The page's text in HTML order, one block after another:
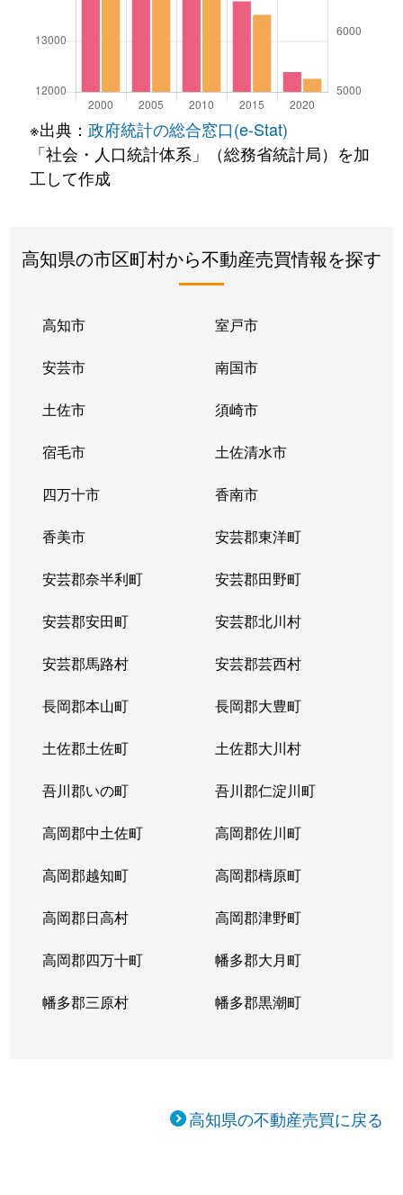
※出典： 政府統計の総合窓口(e-Stat)
「社会・人口統計体系」（総務省統計局）を加
工して作成
高知県の市区町村から不動産売買情報を探す
高知市 室戸市
安芸市 南国市
土佐市 須崎市
宿毛市 土佐清水市
四万十市 香南市
香美市 安芸郡東洋町
安芸郡奈半利町 安芸郡田野町
安芸郡安田町 安芸郡北川村
安芸郡馬路村 安芸郡芸西村
長岡郡本山町 長岡郡大豊町
土佐郡土佐町 土佐郡大川村
吾川郡いの町 吾川郡仁淀川町
高岡郡中土佐町 高岡郡佐川町
高岡郡越知町 高岡郡檮原町
高岡郡日高村 高岡郡津野町
高岡郡四万十町 幡多郡大月町
幡多郡三原村 幡多郡黒潮町
高知県の不動産売買に戻る